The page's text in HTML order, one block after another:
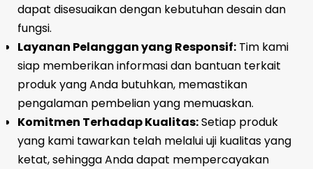
dapat disesuaikan dengan kebutuhan desain dan
fungsi.
Layanan Pelanggan yang Responsif:Tim kami
siap memberikan informasi dan bantuan terkait
produk yang Anda butuhkan, memastikan
pengalaman pembelian yang memuaskan.
Komitmen Terhadap Kualitas:Setiap produk
yang kami tawarkan telah melalui uji kualitas yang
ketat, sehingga Anda dapat mempercayakan